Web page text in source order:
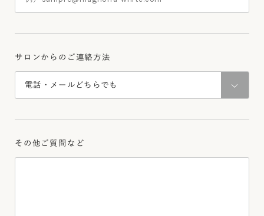
サロンからのご連絡方法
その他ご質問など